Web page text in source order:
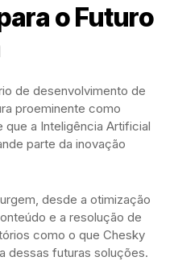
o Futuro
de desenvolvimento de
proeminente como
a Inteligência Artificial
parte da inovação
desde a otimização
e a resolução de
como o que Chesky
dessas futuras soluções.